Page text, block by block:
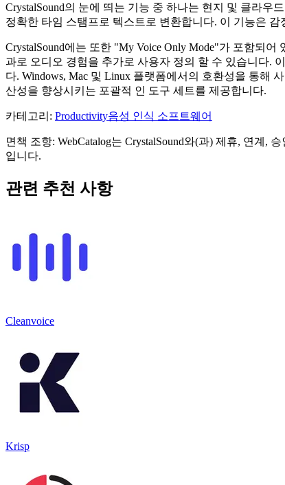
CrystalSound의 눈에 띄는 기능 중 하나는 현지 및 클라
정확한 타임 스탬프로 텍스트로 변환합니다. 이 기능은
CrystalSound에는 또한 "My Voice Only Mode"가 포함되
과로 오디오 경험을 추가로 사용자 정의 할 수 있습니다.
다. Windows, Mac 및 Linux 플랫폼에서의 호환성을 통해
산성을 향상시키는 포괄적 인 도구 세트를 제공합니다.
카테고리 : Productivity음성 인식 소프트웨어
면책 조항: WebCatalog는 CrystalSound와(과) 제휴, 연계
입니다.
관련 추천 사항
Cleanvoice
Krisp